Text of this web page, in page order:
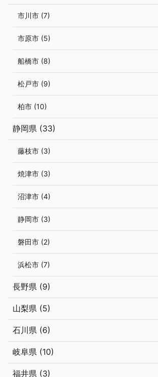
市川市 (7)
市原市 (5)
船橋市 (8)
松戸市 (9)
柏市 (10)
静岡県 (33)
藤枝市 (3)
焼津市 (3)
沼津市 (4)
静岡市 (3)
磐田市 (2)
浜松市 (7)
長野県 (9)
山梨県 (5)
石川県 (6)
岐阜県 (10)
福井県 (3)